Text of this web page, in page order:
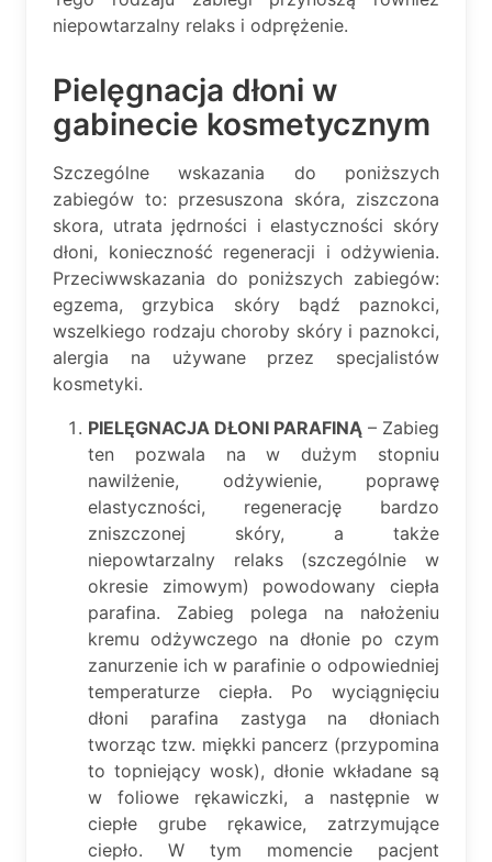
niepowtarzalny relaks i odprężenie.
Pielęgnacja dłoni w
gabinecie kosmetycznym
Szczególne wskazania do poniższych
zabiegów to: przesuszona skóra, ziszczona
skora, utrata jędrności i elastyczności skóry
dłoni, konieczność regeneracji i odżywienia.
Przeciwwskazania do poniższych zabiegów:
egzema, grzybica skóry bądź paznokci,
wszelkiego rodzaju choroby skóry i paznokci,
alergia na używane przez specjalistów
kosmetyki.
PIELĘGNACJA DŁONI PARAFINĄ – Zabieg
ten pozwala na w dużym stopniu
nawilżenie, odżywienie, poprawę
elastyczności, regenerację bardzo
zniszczonej skóry, a także
niepowtarzalny relaks (szczególnie w
okresie zimowym) powodowany ciepła
parafina. Zabieg polega na nałożeniu
kremu odżywczego na dłonie po czym
zanurzenie ich w parafinie o odpowiedniej
temperaturze ciepła. Po wyciągnięciu
dłoni parafina zastyga na dłoniach
tworząc tzw. miękki pancerz (przypomina
to topniejący wosk), dłonie wkładane są
w foliowe rękawiczki, a następnie w
ciepłe grube rękawice, zatrzymujące
ciepło. W tym momencie pacjent